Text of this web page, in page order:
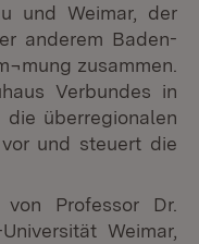
und Weimar, der
anderem Baden-
zusammen.
Verbundes in
überregionalen
und steuert die
Professor Dr.
Weimar,